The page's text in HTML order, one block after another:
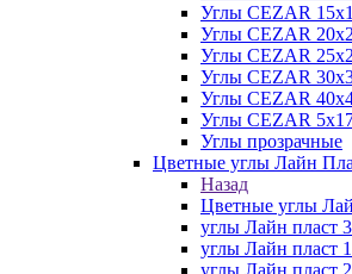
Углы CEZAR
Углы CEZAR
Углы CEZAR
Углы CEZAR
Углы CEZAR
Углы CEZAR
Углы прозрачные
Цветные углы Лайн
Назад
Цветные углы
углы Лайн пласт
углы Лайн пласт
углы Лайн пласт